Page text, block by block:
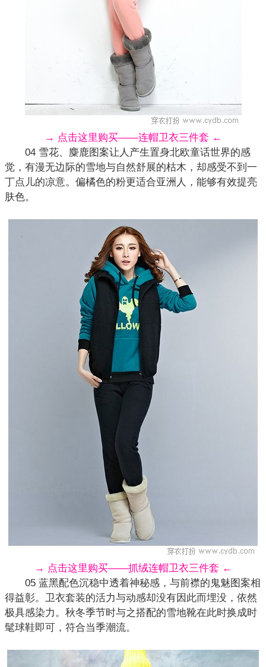
→ 点击这里购买——连帽卫衣三件套 ←
04 雪花、麋鹿图案让人产生置身北欧童话世界的感
觉，有漫无边际的雪地与自然舒展的枯木，却感受不到一
丁点儿的凉意。偏橘色的粉更适合亚洲人，能够有效提亮
肤色。
→ 点击这里购买——抓绒连帽卫衣三件套 ←
05 蓝黑配色沉稳中透着神秘感，与前襟的鬼魅图案相
得益彰。卫衣套装的活力与动感却没有因此而埋没，依然
极具感染力。秋冬季节时与之搭配的雪地靴在此时换成时
髦球鞋即可，符合当季潮流。